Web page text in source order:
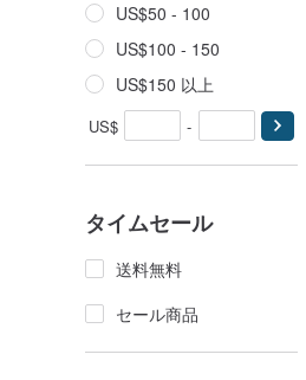
US$50 - 100
US$100 - 150
US$150 以上
US$ -
タイムセール
送料無料
セール商品